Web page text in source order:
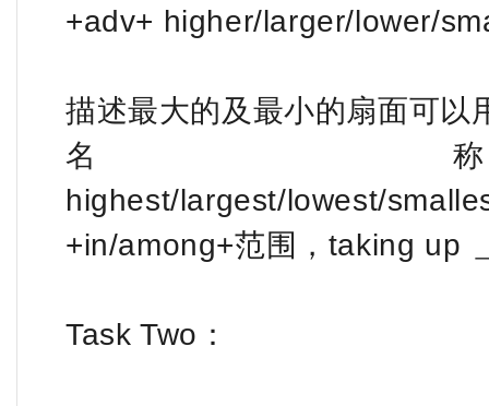
+adv+ higher/larger/lower/
描述最大的及最小的扇面可以
名称
highest/largest/lowest/
+in/among+范围，taking up
Task Two：